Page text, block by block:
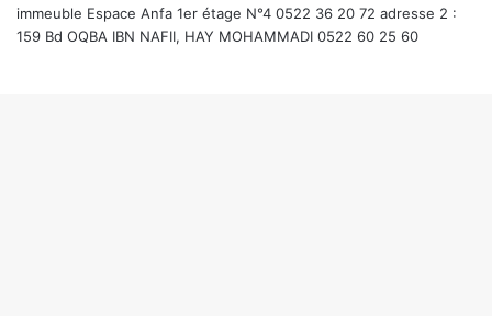
immeuble Espace Anfa 1er étage N°4 0522 36 20 72 adresse 2 :
159 Bd OQBA IBN NAFII, HAY MOHAMMADI 0522 60 25 60